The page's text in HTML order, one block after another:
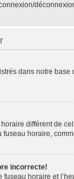
dans notre
horaire différent de
horaire,
incorrecte!
horaire et